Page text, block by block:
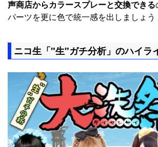
声商店からカラースプレーと交換できる
パーツを更に色で統一感を出しましょう
ニコ生「"生"ガチ分析」のハイラ